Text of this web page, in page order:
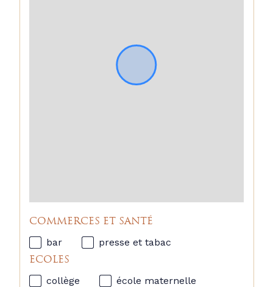
le secteur, offrant de beaux
volumes, un excellent état général
et un cadre de vie recherché, idéal
COMMERCES ET SANTÉ
bar presse et tabac
ECOLES
collège
école maternelle